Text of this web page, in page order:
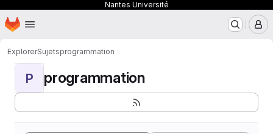
Nantes Université
Passer au contenu principal
Page d'accueil
ExplorerSujetsprogrammation
P programmation